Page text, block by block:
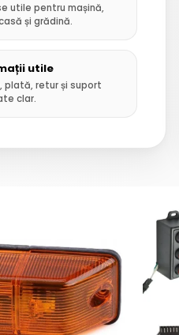
utile pentru mașină,
și grădină.
utile
plată, retur și suport
clar.